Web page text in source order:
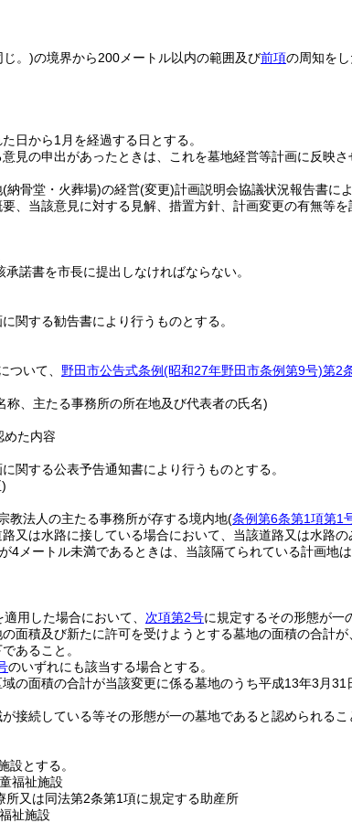
じ。)の境界から200メートル以内の範囲及び前項の周知を
日から1月を経過する日とする。
意見の申出があったときは、これを墓地経営等計画に反映
(納骨堂・火葬場)の経営(変更)計画説明会協議状況報告書に
、当該意見に対する見解、措置方針、計画変更の有無等を
諾書を市長に提出しなければならない。
関する勧告書により行うものとする。
ついて、 野田市公告式条例(昭和27年野田市条例第9号)第2
称、主たる事務所の所在地及び代表者の氏名)
めた内容
関する公表予告通知書により行うものとする。
教法人の主たる事務所が存する境内地(条例第6条第1項第1
又は水路に接している場合において、当該道路又は水路
メートル未満であるときは、当該隔てられている計画地
適用した場合において、 次項第2号に規定するその形態が一
面積及び新たに許可を受けようとする墓地の面積の合計
あること。
のいずれにも該当する場合とする。
の面積の合計が当該変更に係る墓地のうち平成13年3月31
接続している等その形態が一の墓地であると認められるこ
設とする。
福祉施設
又は同法第2条第1項に規定する助産所
祉施設